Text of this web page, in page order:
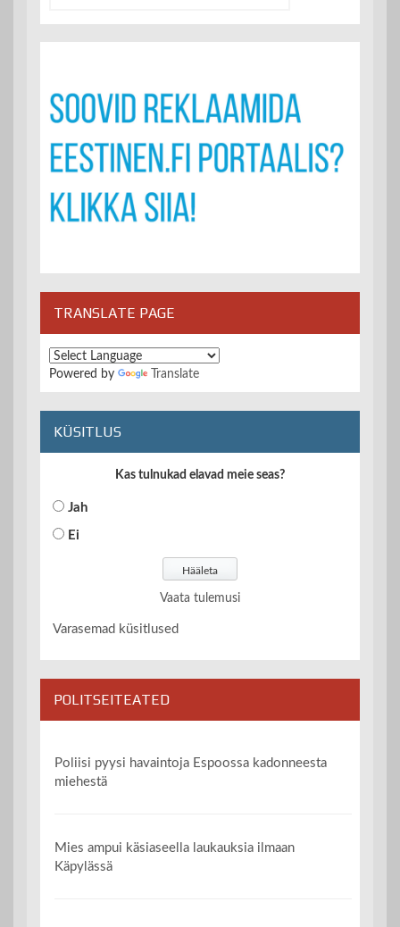
TRANSLATE PAGE
Powered by Translate
KÜSITLUS
Kas tulnukad elavad meie seas?
Jah
Ei
Vaata tulemusi
Varasemad küsitlused
POLITSEITEATED
Poliisi pyysi havaintoja Espoossa kadonneesta
miehestä
Mies ampui käsiaseella laukauksia ilmaan
Käpylässä